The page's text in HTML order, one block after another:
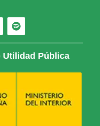
Utilidad Pública